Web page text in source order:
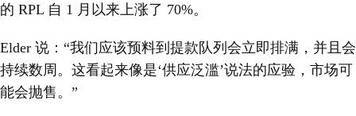
的 RPL 自 1 月以来上涨了 70%。
Elder 说：“我们应该预料到提款队列会立即排满，并且会
持续数周。这看起来像是‘供应泛滥’说法的应验，市场可
能会抛售。”